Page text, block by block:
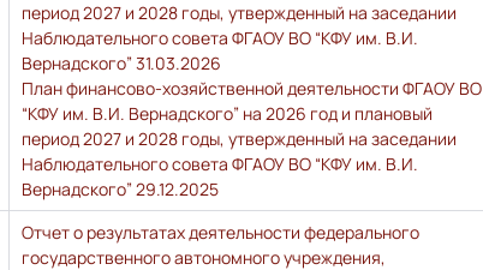
период 2027 и 2028 годы, утвержденный на заседании
Наблюдательного совета ФГАОУ ВО “КФУ им. В.И.
Вернадского” 31.03.2026
План финансово-хозяйственной деятельности ФГАОУ ВО
“КФУ им. В.И. Вернадского” на 2026 год и плановый
период 2027 и 2028 годы, утвержденный на заседании
Наблюдательного совета ФГАОУ ВО “КФУ им. В.И.
Вернадского” 29.12.2025
Отчет о результатах деятельности федерального
государственного автономного учреждения,